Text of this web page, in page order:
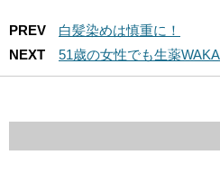
PREV
白髪染めは慎重に！
NEXT
51歳の女性でも生薬